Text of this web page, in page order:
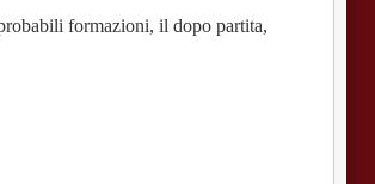
formazioni, il dopo partita,